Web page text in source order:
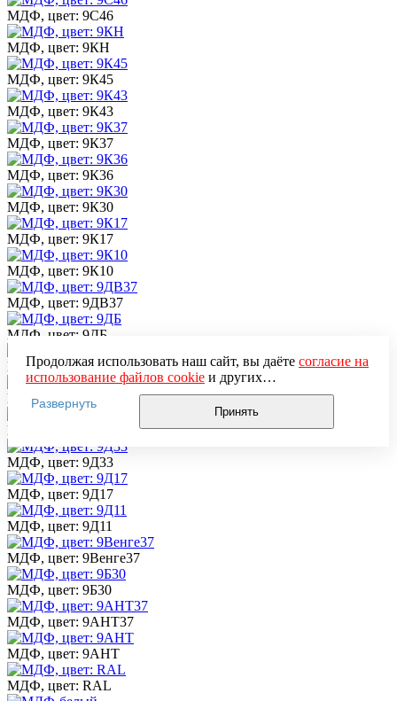
МДФ, цвет: 9С46
МДФ, цвет: 9КН
МДФ, цвет: 9К45
МДФ, цвет: 9К43
МДФ, цвет: 9К37
МДФ, цвет: 9К36
МДФ, цвет: 9К30
МДФ, цвет: 9К17
МДФ, цвет: 9К10
МДФ, цвет: 9ДВ37
МДФ, цвет: 9ДБ
МДФ, цвет: 9Д44
МДФ, цвет: 9Д40
МДФ, цвет: 9Д37
МДФ, цвет: 9Д33
МДФ, цвет: 9Д17
МДФ, цвет: 9Д11
МДФ, цвет: 9Венге37
МДФ, цвет: 9Б30
МДФ, цвет: 9АНТ37
МДФ, цвет: 9АНТ
МДФ, цвет: RAL
Продолжая использовать наш сайт, вы даёте согласие на
использование файлов cookieи других
пользовательских данных (включая IP-адрес, сведения о
местоположении, устройстве, действиях на сайте и т. п.)
для функционирования сайта, проведения
использования систем аналитики (например,
Яндекс.Метрика), в соответствии с нашей
обработки персональных данных.
Если вы не хотите, чтобы ваши данные обрабатывались,
настройте ограничения в браузере или покиньте сайт.
Развернуть
Принять